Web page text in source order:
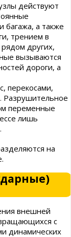
действуют
багажа, а также
трением в
других,
вызываются
дороги, а
перекосами,
Разрушительное
переменные
лишь
на
внешней
с
динамических